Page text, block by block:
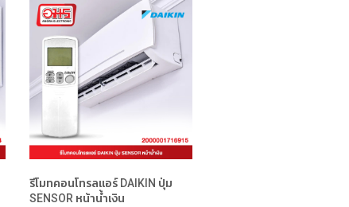
รีโมทคอนโทรลแอร์ DAIKIN ปุ่ม
SENSOR หน้าน้ำเงิน